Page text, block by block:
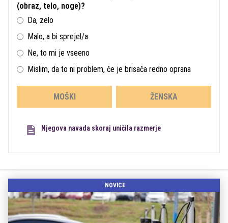
(obraz, telo, noge)?
Da, zelo
Malo, a bi sprejel/a
Ne, to mi je vseeno
Mislim, da to ni problem, če je brisača redno oprana
MOŠKI ŽENSKA
Njegova navada skoraj uničila razmerje
NOVICE